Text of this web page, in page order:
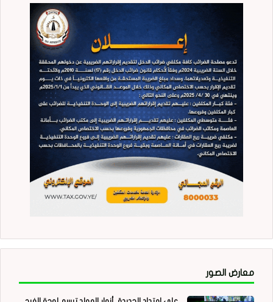
معارض الصور
على امتداد الحديدة.. أنوار المولد ترسم لوحة الفرح